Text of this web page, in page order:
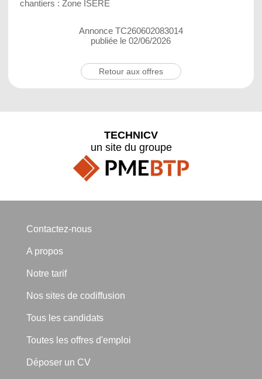
chantiers : Zone ISERE
Annonce TC260602083014
publiée le 02/06/2026
Retour aux offres
TECHNICV
un site du groupe
Contactez-nous
A propos
Notre tarif
Nos sites de codiffusion
Tous les candidats
Toutes les offres d'emploi
Déposer un CV